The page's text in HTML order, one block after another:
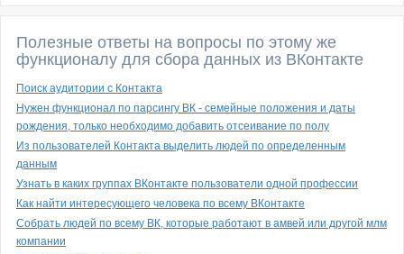
Полезные ответы на вопросы по этому же
функционалу для сбора данных из ВКонтакте
Поиск аудитории с Контакта
Нужен функционал по парсингу ВК - семейные положения и даты
рождения, только необходимо добавить отсеивание по полу
Из пользователей Контакта выделить людей по определенным
данным
Узнать в каких группах ВКонтакте пользователи одной профессии
Как найти интересующего человека по всему ВКонтакте
Собрать людей по всему ВК, которые работают в амвей или другой млм
компании